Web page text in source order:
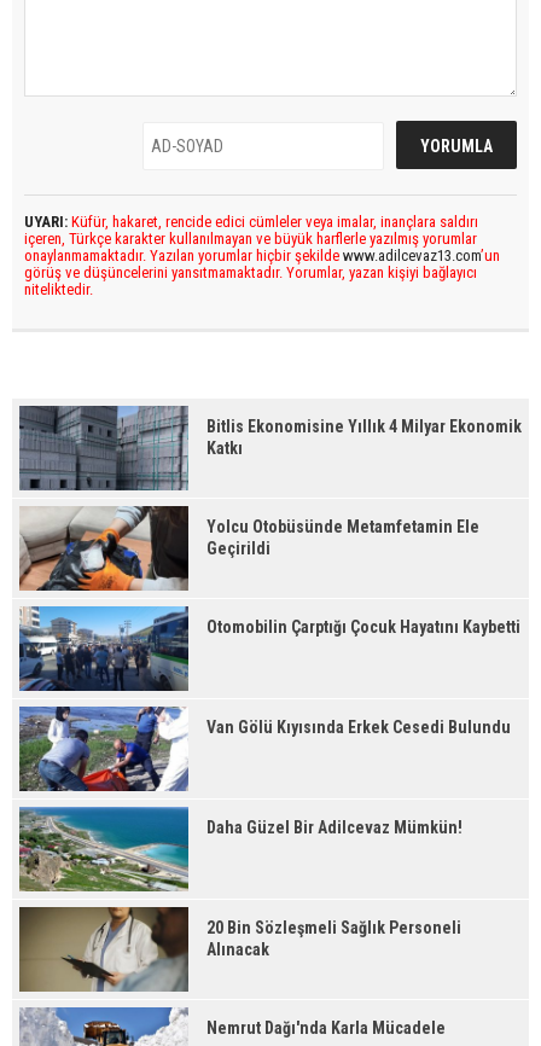
UYARI: Küfür, hakaret, rencide edici cümleler veya imalar, inançlara saldırı
içeren, Türkçe karakter kullanılmayan ve büyük harflerle yazılmış yorumlar
onaylanmamaktadır. Yazılan yorumlar hiçbir şekilde www.adilcevaz13.com’un
görüş ve düşüncelerini yansıtmamaktadır. Yorumlar, yazan kişiyi bağlayıcı
niteliktedir.
Bitlis Ekonomisine Yıllık 4 Milyar Ekonomik
Katkı
Yolcu Otobüsünde Metamfetamin Ele
Geçirildi
Otomobilin Çarptığı Çocuk Hayatını Kaybetti
Van Gölü Kıyısında Erkek Cesedi Bulundu
Daha Güzel Bir Adilcevaz Mümkün!
20 Bin Sözleşmeli Sağlık Personeli
Alınacak
Nemrut Dağı'nda Karla Mücadele